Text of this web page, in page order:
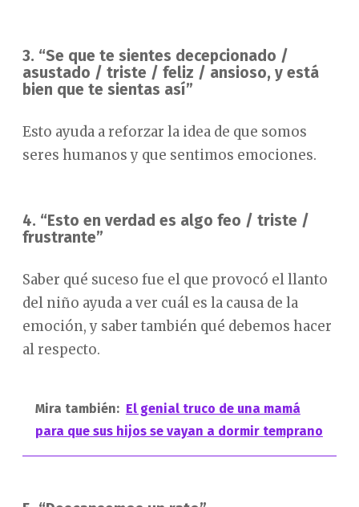
3. “Se que te sientes decepcionado /
asustado / triste / feliz / ansioso, y está
bien que te sientas así”
Esto ayuda a reforzar la idea de que somos
seres humanos y que sentimos emociones.
4. “Esto en verdad es algo feo / triste /
frustrante”
Saber qué suceso fue el que provocó el llanto
del niño ayuda a ver cuál es la causa de la
emoción, y saber también qué debemos hacer
al respecto.
Mira también: El genial truco de una mamá
para que sus hijos se vayan a dormir temprano